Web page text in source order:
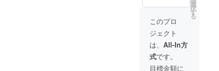
ベント
ます。
※先着順
の入場
となり
※整理番
号付き
飲み放
題&
ビュッ
フェ形
式 全
キャン
ペーン
を終え
て楽し
選
択
す
る
このプロ
ジェクト
は、 All-In方
式です。
目標金額に